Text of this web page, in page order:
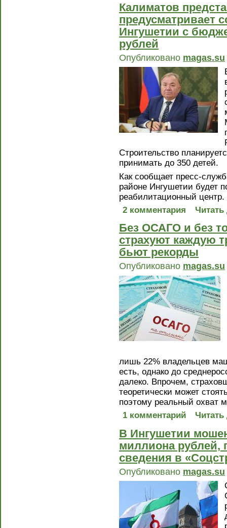
Калиматов
предусматривает
Ингушетии с
рублей
Опубликовано magas.su
Строительство
принимать до 350 детей.
Как сообщает пресс-
районе Ингушетии будет
реабилитационный центр.
2 комментария
Читать
Без ОСАГО и без
страхуют каждую
бьют рекорды
Опубликовано magas.su
лишь 22% владельцев
есть, однако до
далеко. Впрочем,
теоретически может
поэтому реальный охват
1 комментарий
Читать
В Ингушетии
миллиона рублей,
сведения в
Опубликовано magas.su